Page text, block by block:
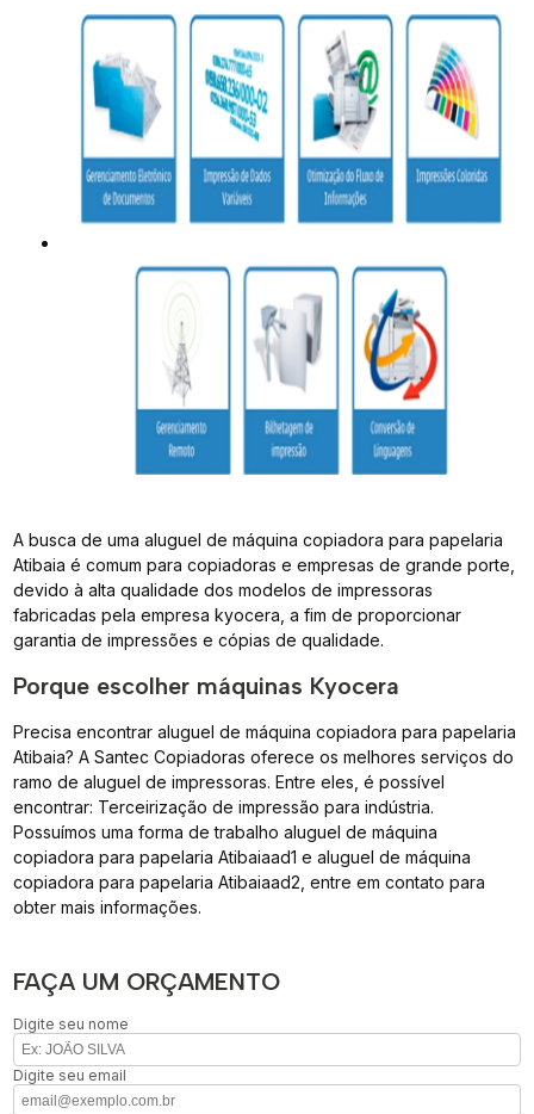
A busca de uma aluguel de máquina copiadora para papelaria
Atibaia é comum para copiadoras e empresas de grande porte,
devido à alta qualidade dos modelos de impressoras
fabricadas pela empresa kyocera, a fim de proporcionar
garantia de impressões e cópias de qualidade.
Porque escolher máquinas Kyocera
Precisa encontrar aluguel de máquina copiadora para papelaria
Atibaia? A Santec Copiadoras oferece os melhores serviços do
ramo de aluguel de impressoras. Entre eles, é possível
encontrar: Terceirização de impressão para indústria.
Possuímos uma forma de trabalho aluguel de máquina
copiadora para papelaria Atibaiaad1 e aluguel de máquina
copiadora para papelaria Atibaiaad2, entre em contato para
obter mais informações.
FAÇA UM ORÇAMENTO
Digite seu nome
Digite seu email